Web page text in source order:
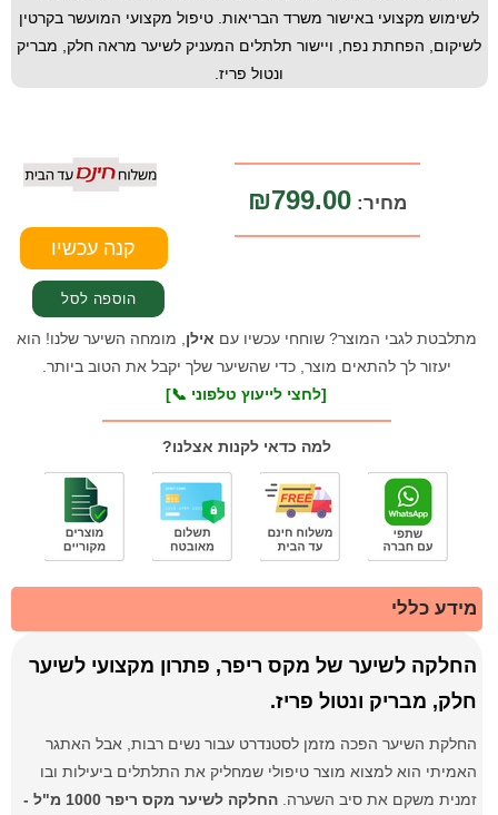
לשימוש מקצועי באישור משרד הבריאות. טיפול מקצועי המועשר בקרטין
לשיקום, הפחתת נפח, ויישור תלתלים המעניק לשיער מראה חלק, מבריק
ונטול פריז.
מחיר: ₪799.00
מתלבטת לגבי המוצר? שוחחי עכשיו עם אילן , מומחה השיער שלנו! הוא
יעזור לך להתאים מוצר, כדי שהשיער שלך יקבל את הטוב ביותר.
[לחצי לייעוץ טלפוני 📞]
למה כדאי לקנות אצלנו?
מידע כללי
החלקה לשיער של מקס ריפר, פתרון מקצועי לשיער
חלק, מבריק ונטול פריז.
החלקת השיער הפכה מזמן לסטנדרט עבור נשים רבות, אבל האתגר
האמיתי הוא למצוא מוצר טיפולי שמחליק את התלתלים ביעילות ובו
זמנית משקם את סיב השערה.
החלקה לשיער מקס ריפר 1000 מ"ל -